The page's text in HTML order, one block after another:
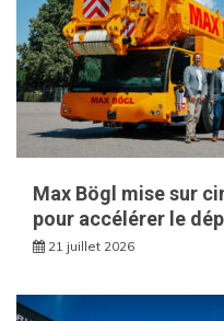
Max Bögl mise sur
pour accélérer le
21 juillet 2026